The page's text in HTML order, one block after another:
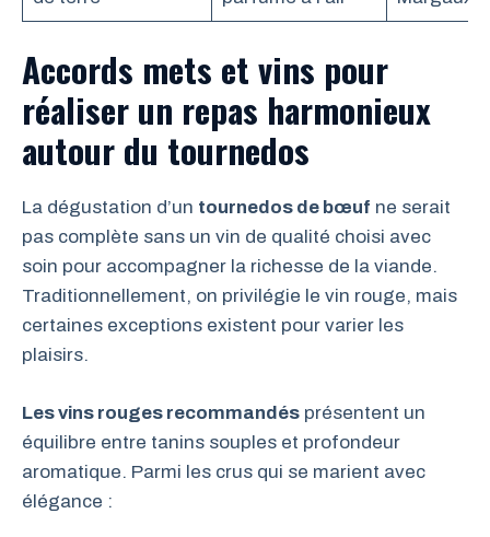
Accords mets et vins pour
réaliser un repas harmonieux
autour du tournedos
La dégustation d’un tournedos de bœuf ne serait
pas complète sans un vin de qualité choisi avec
soin pour accompagner la richesse de la viande.
Traditionnellement, on privilégie le vin rouge, mais
certaines exceptions existent pour varier les
plaisirs.
Les vins rouges recommandés présentent un
équilibre entre tanins souples et profondeur
aromatique. Parmi les crus qui se marient avec
élégance :